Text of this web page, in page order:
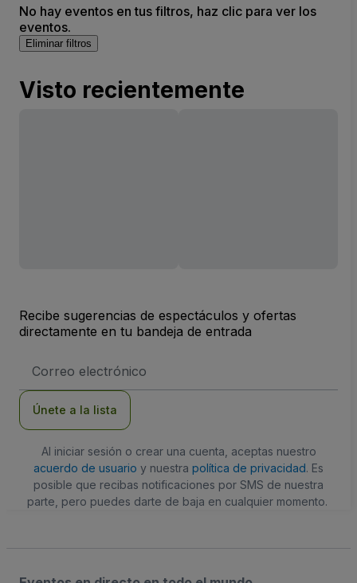
No hay eventos en tus filtros, haz clic para ver los
eventos.
Eliminar filtros
Visto recientemente
Recibe sugerencias de espectáculos y ofertas
directamente en tu bandeja de entrada
de
Únete a la lista
Al iniciar sesión o crear una cuenta, aceptas nuestro
acuerdo de usuario y nuestra política de privacidad. Es
posible que recibas notificaciones por SMS de nuestra
parte, pero puedes darte de baja en cualquier momento.